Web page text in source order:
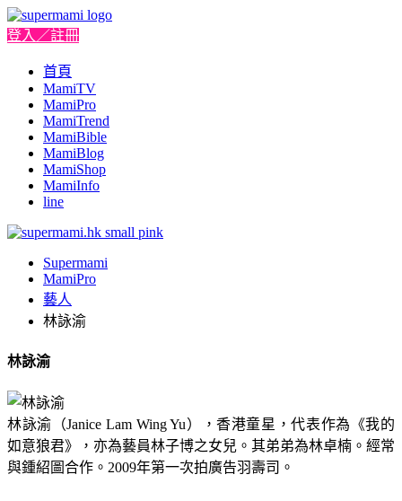
登入／註冊
首頁
MamiTV
MamiPro
MamiTrend
MamiBible
MamiBlog
MamiShop
MamiInfo
line
Supermami
MamiPro
藝人
林詠渝
林詠渝
林詠渝（Janice Lam Wing Yu），香港童星，代表作為《我的
如意狼君》，亦為藝員林子博之女兒。其弟弟為林卓楠。經常
與鍾紹圖合作。2009年第一次拍廣告羽壽司。